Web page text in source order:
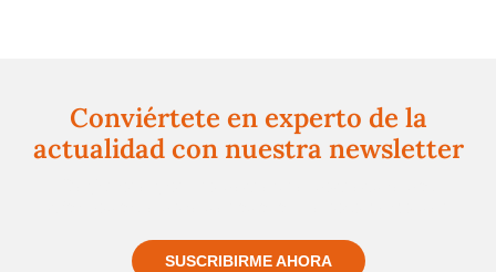
Conviértete en experto de la
actualidad con nuestra newsletter
SUSCRIBIRME AHORA